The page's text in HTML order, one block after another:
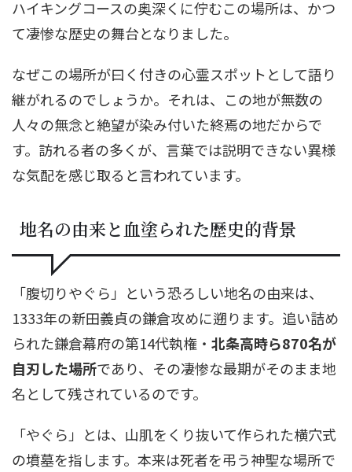
ハイキングコースの奥深くに佇むこの場所は、かつ
て凄惨な歴史の舞台となりました。
なぜこの場所が曰く付きの心霊スポットとして語り
継がれるのでしょうか。それは、この地が無数の
人々の無念と絶望が染み付いた終焉の地だからで
す。訪れる者の多くが、言葉では説明できない異様
な気配を感じ取ると言われています。
地名の由来と血塗られた歴史的背景
「腹切りやぐら」という恐ろしい地名の由来は、
1333年の新田義貞の鎌倉攻めに遡ります。追い詰め
られた鎌倉幕府の第14代執権・ 北条高時ら870名が
自刃した場所であり、その凄惨な最期がそのまま地
名として残されているのです。
「やぐら」とは、山肌をくり抜いて作られた横穴式
の墳墓を指します。本来は死者を弔う神聖な場所で